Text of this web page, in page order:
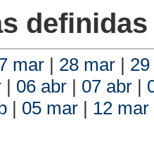
mar | 28 mar |
| 06 abr | 07 abr |
| 05 mar | 12 mar